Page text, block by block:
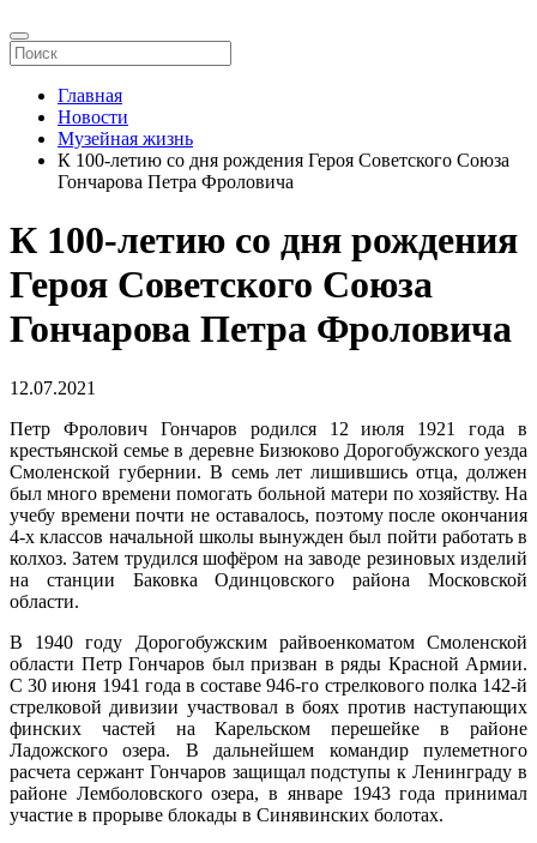
Главная
Новости
Музейная жизнь
К 100-летию со дня рождения Героя Советского Союза
Гончарова Петра Фроловича
К 100-летию со дня рождения
Героя Советского Союза
Гончарова Петра Фроловича
12.07.2021
Петр Фролович Гончаров родился 12 июля 1921 года в
крестьянской семье в деревне Бизюково Дорогобужского уезда
Смоленской губернии. В семь лет лишившись отца, должен
был много времени помогать больной матери по хозяйству. На
учебу времени почти не оставалось, поэтому после окончания
4-х классов начальной школы вынужден был пойти работать в
колхоз. Затем трудился шофёром на заводе резиновых изделий
на станции Баковка Одинцовского района Московской
области.
В 1940 году Дорогобужским райвоенкоматом Смоленской
области Петр Гончаров был призван в ряды Красной Армии.
С 30 июня 1941 года в составе 946-го стрелкового полка 142-й
стрелковой дивизии участвовал в боях против наступающих
финских частей на Карельском перешейке в районе
Ладожского озера. В дальнейшем командир пулеметного
расчета сержант Гончаров защищал подступы к Ленинграду в
районе Лемболовского озера, в январе 1943 года принимал
участие в прорыве блокады в Синявинских болотах.